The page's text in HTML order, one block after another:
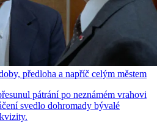
předloha a napříč celým městem
pátrání po neznámém vrahovi
svedlo dohromady bývalé